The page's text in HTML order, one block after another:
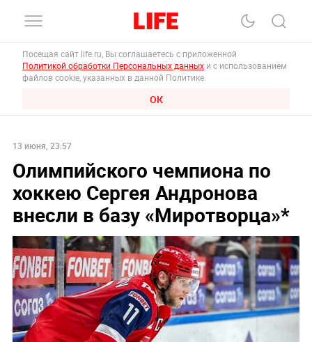
Посещая сайт life.ru, Вы соглашаетесь с приложенной
Политикой обработки Персональных данных и с использованием
файлов cookie, указанных в данной Политике.
ОК
13 июня, 23:57
Олимпийского чемпиона по
хоккею Сергея Андронова
внесли в базу «Миротворца»*